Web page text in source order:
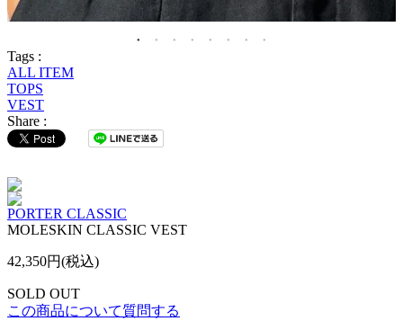
Tags :
ALL ITEM
TOPS
VEST
Share :
PORTER CLASSIC
MOLESKIN CLASSIC VEST
42,350円(税込)
SOLD OUT
この商品について質問する